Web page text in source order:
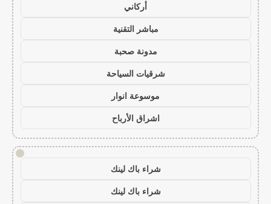
أركاني
مباشر التقنية
مدونة صحبة
شرقيات السياحة
موسوعة انوار
اشراق الأرباح
!
شراء باك لينك
شراء باك لينك